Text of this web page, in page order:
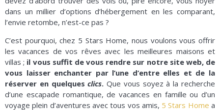
dans un millier d’options d’hébergement en les comparant,
l’envie retombe, n’est-ce pas ?
C’est pourquoi, chez 5 Stars Home, nous voulons vous offrir
les vacances de vos rêves avec les meilleures maisons et
villas ; il vous suffit de vous rendre sur notre site web, de
vous laisser enchanter par l’une d’entre elles et de la
réserver en quelquesclics. Que vous soyez à la recherche
d’une escapade romantique, de vacances en famille ou d’un
voyage plein d’aventures avec tous vos amis, 5 Stars Home a